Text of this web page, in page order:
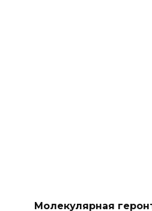
Молекулярная